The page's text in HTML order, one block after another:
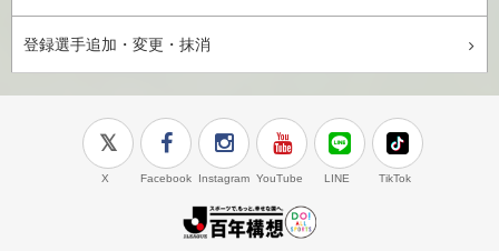
登録選手追加・変更・抹消
X Facebook Instagram YouTube LINE TikTok